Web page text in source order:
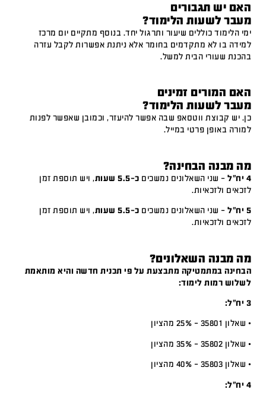
האם יש תגבורים
מעבר לשעות הלימוד?
ימי הלימוד כוללים שיעור ותרגול יחד. בנוסף מתקיים יום מרכז
למידה בו לא מתקדמים בחומר אלא ניתנת אפשרות לקבל עזרה
בהכנת שעורי הבית למשל.
האם המורים זמינים
מעבר לשעות הלימוד?
כן. יש קבוצת ווטסאפ שבה אפשר להיעזר, וכמובן שאפשר לפנות
למורה באופן פרטי במייל.
מה מבנה הבחינה?
4 יח"ל – שני השאלונים נמשכים כ-5.5 שעות
, ויש תוספת זמן
לזכאים ולזכאיות.
5 יח"ל – שני השאלונים נמשכים כ-5.5 שעות
, ויש תוספת זמן
לזכאים ולזכאיות.
מה מבנה השאלונים?
הבחינה במתמטיקה מתבצעת על פי תכנית חדשה והיא מותאמת
לשלוש רמות לימוד:
3 יח”ל:
• שאלון 35801 – 25% מהציון
• שאלון 35802 – 35% מהציון
• שאלון 35803 – 40% מהציון
4 יח”ל: